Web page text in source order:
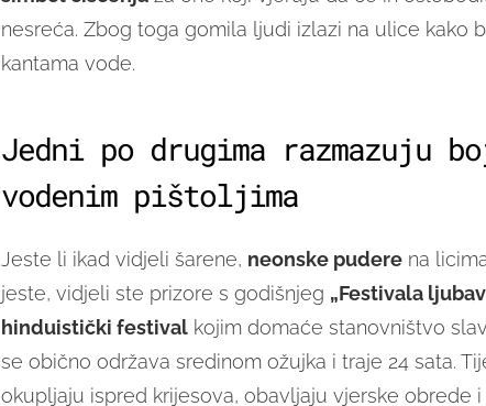
nesreća. Zbog toga gomila ljudi izlazi na ulice kako
kantama vode.
Jedni po drugima razmazuju
vodenim pištoljima
Jeste li ikad vidjeli šarene, neonske puderena
jeste, vidjeli ste prizore s godišnjeg „Festivala
hinduistički festivalkojim domaće stanovništvo
se obično održava sredinom ožujka i traje 24 sata.
okupljaju ispred krijesova, obavljaju vjerske obrede